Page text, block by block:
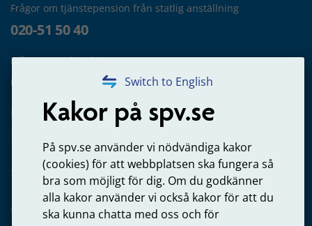
Switch to English
Kakor på spv.se
På spv.se använder vi nödvändiga kakor
(cookies) för att webbplatsen ska fungera så
bra som möjligt för dig. Om du godkänner
alla kakor använder vi också kakor för att du
ska kunna chatta med oss och för
Frågor om tjänstepension från statlig anställning
020-51 50 40
Frågor om utbetalning
020-65 00 65
Kontakta oss
Arbetsgivare